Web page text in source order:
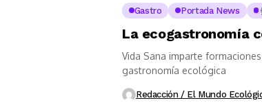
Gastro Portada News
La ecogastronomía
Vida Sana imparte
gastronomía ecológica
Redacción / El Mundo